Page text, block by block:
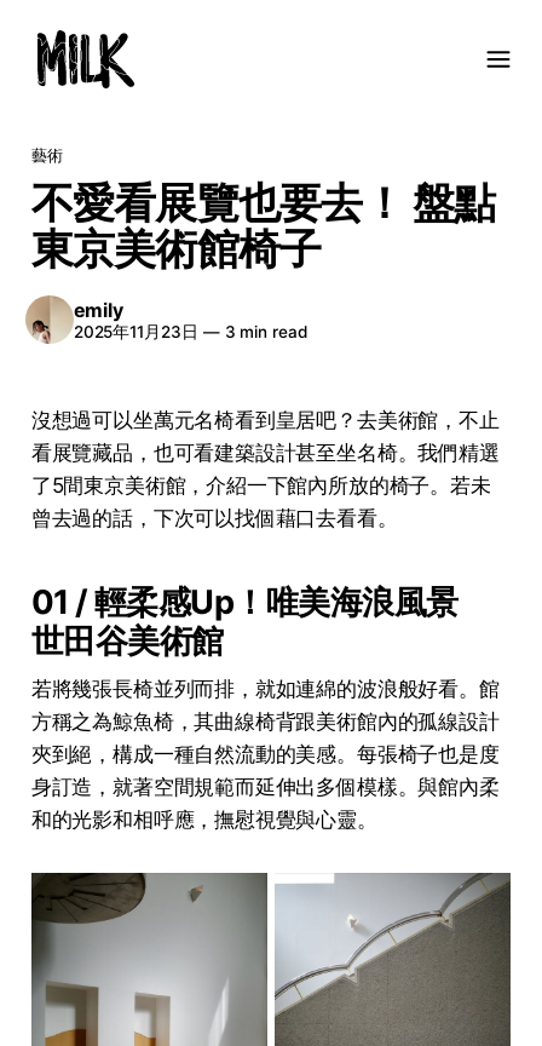
藝術
不愛看展覽也要去！ 盤點
東京美術館椅子
emily
2025年11月23日 —3 min read
沒想過可以坐萬元名椅看到皇居吧？去美術館，不止
看展覽藏品，也可看建築設計甚至坐名椅。我們精選
了5間東京美術館，介紹一下館內所放的椅子。若未
曾去過的話，下次可以找個藉口去看看。
01 / 輕柔感Up！唯美海浪風景
世田谷美術館
若將幾張長椅並列而排，就如連綿的波浪般好看。館
方稱之為鯨魚椅，其曲線椅背跟美術館內的孤線設計
夾到絕，構成一種自然流動的美感。每張椅子也是度
身訂造，就著空間規範而延伸出多個模樣。與館內柔
和的光影和相呼應，撫慰視覺與心靈。